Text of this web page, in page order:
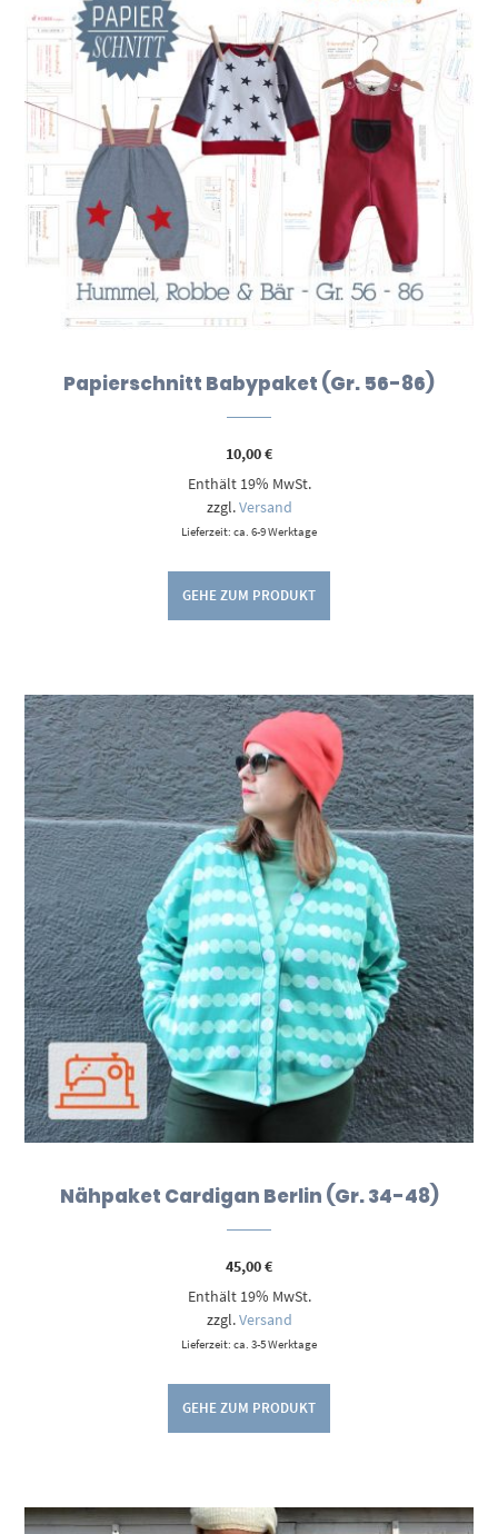
Papierschnitt Babypaket (Gr. 56-86)
10,00€
Enthält 19% MwSt.
zzgl.Versand
Lieferzeit: ca. 6-9 Werktage
GEHE ZUM PRODUKT
Nähpaket Cardigan Berlin (Gr. 34-48)
45,00€
Enthält 19% MwSt.
zzgl.Versand
Lieferzeit: ca. 3-5 Werktage
GEHE ZUM PRODUKT